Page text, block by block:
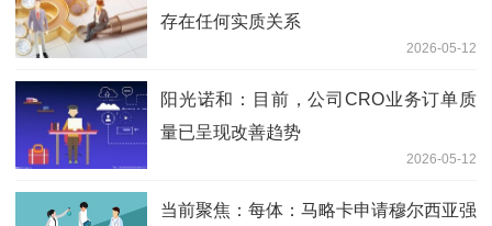
存在任何实质关系
2026-05-12
阳光诺和：目前，公司CRO业务订单质
量已呈现改善趋势
2026-05-12
当前聚焦：每体：马略卡申请穆尔西亚强